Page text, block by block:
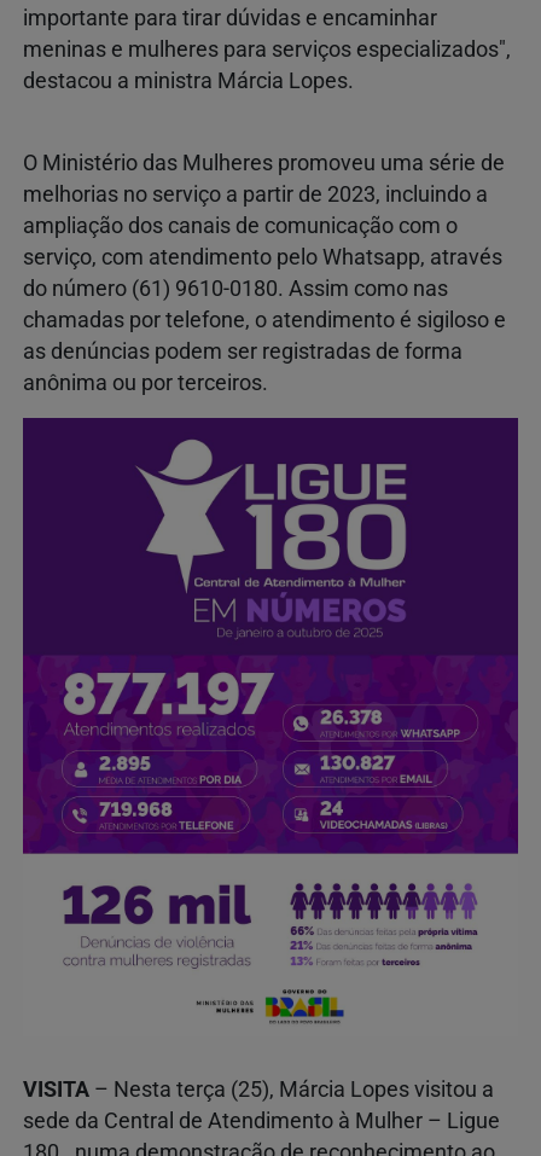
importante para tirar dúvidas e encaminhar
meninas e mulheres para serviços especializados",
destacou a ministra Márcia Lopes.
O Ministério das Mulheres promoveu uma série de
melhorias no serviço a partir de 2023, incluindo a
ampliação dos canais de comunicação com o
serviço, com atendimento pelo Whatsapp, através
do número (61) 9610-0180. Assim como nas
chamadas por telefone, o atendimento é sigiloso e
as denúncias podem ser registradas de forma
anônima ou por terceiros.
VISITA – Nesta terça (25), Márcia Lopes visitou a
sede da Central de Atendimento à Mulher – Ligue